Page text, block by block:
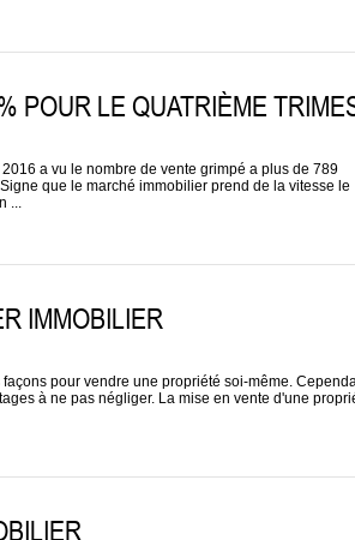
POUR LE QUATRIÈME
a vu le nombre de vente grimpé a plus de 789
que le marché immobilier prend de la vitesse le
...
IMMOBILIER
pour vendre une propriété soi-même.
à ne pas négliger. La mise en vente d'une